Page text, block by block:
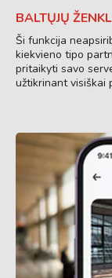
BALTŲJŲ
Ši funkcija
kiekvieno tipo
pritaikyti savo
užtikrinant visiškai